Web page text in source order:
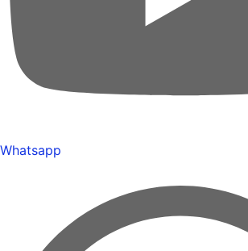
Whatsapp